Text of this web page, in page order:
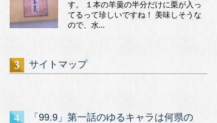
す。 １本の羊羹の半分だけに栗が入っ
てるって珍しいですね！ 美味しそうな
ので、水...
サイトマップ
「99.9」第一話のゆるキャラは何県の